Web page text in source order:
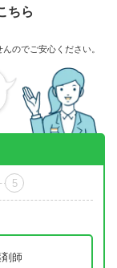
ちら
のでご安心ください。
5
師